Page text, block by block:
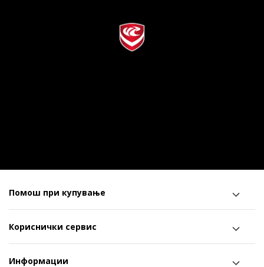
Помош при купување
Кориснички сервис
Информации